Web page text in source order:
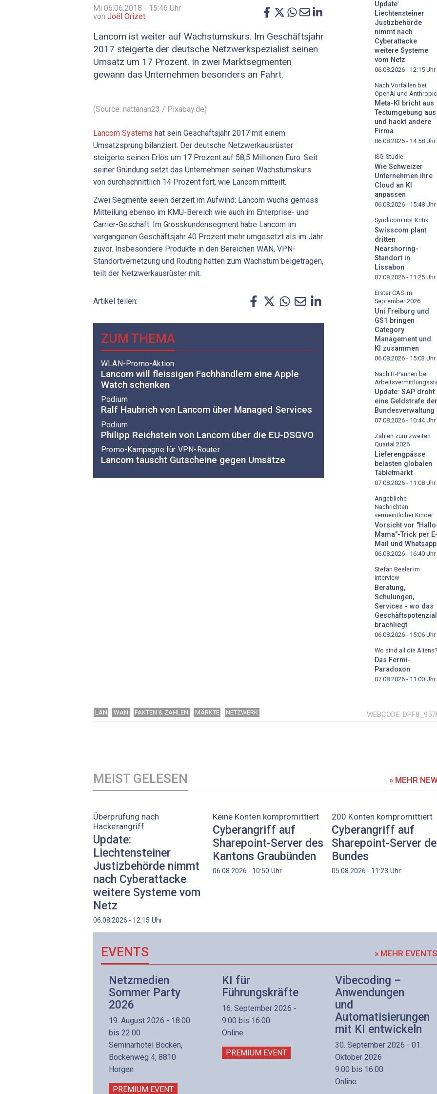
Mi 06.06.2018 - 15:46 Uhr
von Joël Orizet
Lancom ist weiter auf Wachstumskurs. Im Geschäftsjahr
2017 steigerte der deutsche Netzwerkspezialist seinen
Umsatz um 17 Prozent. In zwei Marktsegmenten
gewann das Unternehmen besonders an Fahrt.
(Source: nattanan23 / Pixabay.de)
Lancom Systems hat sein Geschäftsjahr 2017 mit einem
Umsatzsprung bilanziert. Der deutsche Netzwerkausrüster
steigerte seinen Erlös um 17 Prozent auf 58,5 Millionen Euro. Seit
seiner Gründung setzt das Unternehmen seinen Wachstumskurs
von durchschnittlich 14 Prozent fort, wie Lancom mitteilt.
Zwei Segmente seien derzeit im Aufwind: Lancom wuchs gemäss
Mitteilung ebenso im KMU-Bereich wie auch im Enterprise- und
Carrier-Geschäft. Im Grosskundensegment habe Lancom im
vergangenen Geschäftsjahr 40 Prozent mehr umgesetzt als im Jahr
zuvor. Insbesondere Produkte in den Bereichen WAN, VPN-
Standortvernetzung und Routing hätten zum Wachstum beigetragen,
teilt der Netzwerkausrüster mit.
Artikel teilen:
ZUM THEMA
WLAN-Promo-Aktion
Lancom will fleissigen Fachhändlern eine Apple
Watch schenken
Podium
Ralf Haubrich von Lancom über Managed Services
Podium
Philipp Reichstein von Lancom über die EU-DSGVO
Promo-Kampagne für VPN-Router
Lancom tauscht Gutscheine gegen Umsätze
Update:
Liechtensteiner
Justizbehörde
nimmt nach
Cyberattacke
weitere Systeme
vom Netz
06.08.2026 - 12:15 Uhr
Nach Vorfällen bei
OpenAI und Anthropic
Meta-KI bricht aus
Testumgebung aus
und hackt andere
Firma
06.08.2026 - 14:58 Uhr
ISG-Studie
Wie Schweizer
Unternehmen ihre
Cloud an KI
anpassen
06.08.2026 - 15:48 Uhr
Syndicom übt Kritik
Swisscom plant
dritten
Nearshoring-
Standort in
Lissabon
07.08.2026 - 11:25 Uhr
Erster CAS im
September 2026
Uni Freiburg und
GS1 bringen
Category
Management und
KI zusammen
06.08.2026 - 15:03 Uhr
Nach IT-Pannen bei
Update: SAP droht
eine Geldstrafe der
Bundesverwaltung
07.08.2026 - 10:44Uhr
Zahlen zum zweiten
Quartal 2026
Lieferengpässe
belasten globalen
Tabletmarkt
07.08.2026 - 11:08 Uhr
Angebliche
Nachrichten
vermeintlicher Kinder
Vorsicht vor
Mama"-Trick per E-
Mail und Whatsapp
06.08.2026 - 16:40 Uhr
Stefan Beeler im
Interview
Beratung,
Schulungen,
Services - wo das
Geschäftspotenzial
brachliegt
06.08.2026 - 15:06 Uhr
Wo sind all die Aliens?
Das Fermi-
Paradoxon
07.08.2026 - 11:00 Uhr
LAN WAN FAKTEN & ZAHLEN MÄRKTE NETZWERK WEBCODE
MEIST GELESEN » MEHR
Überprüfung nach
Hackerangriff
Update:
Liechtensteiner
Justizbehörde nimmt
nach Cyberattacke
weitere Systeme vom
Netz
06.08.2026 - 12:15 Uhr
Keine Konten kompromittiert
Cyberangriff auf
Sharepoint-Server des
Kantons Graubünden
06.08.2026 - 10:50 Uhr
200 Konten kompromittiert
Cyberangriff auf
Sharepoint-Server
Bundes
05.08.2026 - 11:23 Uhr
EVENTS » MEHR EVENTS
Netzmedien
Sommer Party
2026
19. August 2026 - 18:00
bis 22:00
Seminarhotel Bocken,
Bockenweg 4, 8810
Horgen
PREMIUM EVENT
KI für
Führungskräfte
16. September 2026 -
9:00 bis 16:00
Online
PREMIUM EVENT
Vibecoding –
Anwendungen
und
Automatisierungen
mit KI entwickeln
30. September 2026 - 01.
Oktober 2026
9:00 bis 16:00
Online